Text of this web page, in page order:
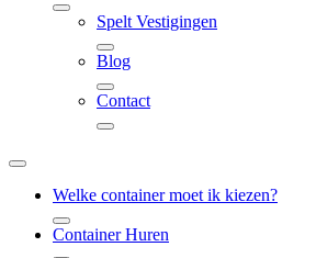
Spelt Vestigingen
Blog
Contact
Welke container moet ik kiezen?
Container Huren